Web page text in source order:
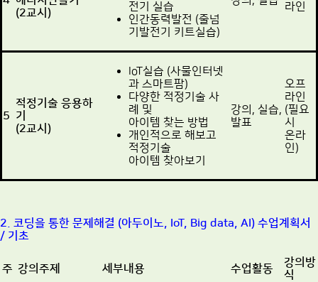
(2교시)
전기 실습
인간동력발전 (줄넘
기발전기 키트실습)
라인
5
적정기술 응용하
기
(2교시)
IoT실습 (사물인터넷
과 스마트팜)
다양한 적정기술 사
례 및
아이템 찾는 방법
개인적으로 해보고
적정기술
아이템 찾아보기
강의, 실습,
발표
오프
라인
(필요
시
온라
인)
2. 코딩을 통한 문제해결 (아두이노, IoT, Big data, AI) 수업계획서
/ 기초
주 강의주제 세부내용 수업활동
강의방
식